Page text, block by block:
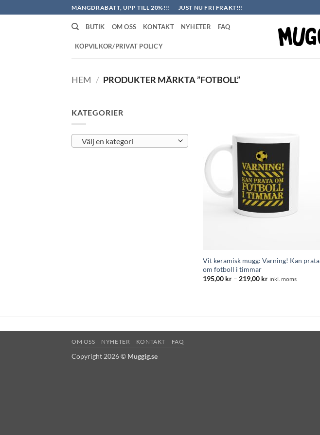
to
MÄNGDRABATT, UPP TILL 20%!!! JUST NU FRI FRAKT!!!
BUTIK OM OSS KONTAKT NYHETER FAQ
KÖPVILKOR/PRIVAT POLICY
HEM / PRODUKTER MÄRKTA ”FOTBOLL”
KATEGORIER
Välj en kategori
Vit keramisk mugg: Varning! Kan prata
om fotboll i timmar
195,00 kr – 219,00 krPrisintervall:
inkl. moms
OM OSS NYHETER KONTAKT FAQ
Copyright 2026 © Muggig.se